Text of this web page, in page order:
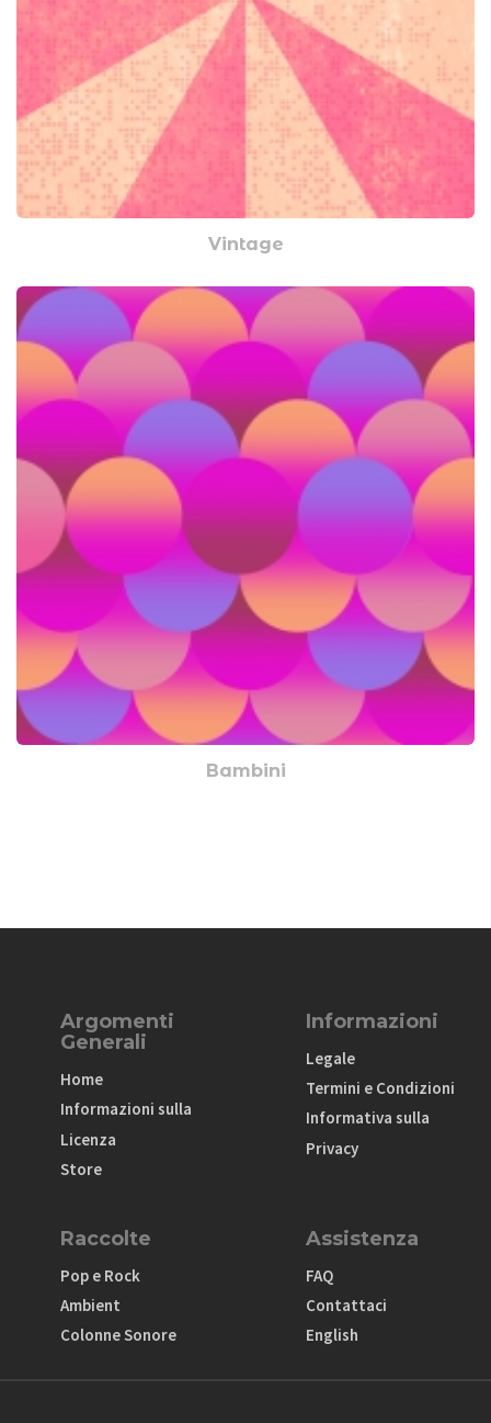
Vintage
Bambini
Argomenti
Generali
Home
Informazioni sulla
Licenza
Store
Informazioni
Legale
Termini e Condizioni
Informativa sulla
Privacy
Raccolte
Pop e Rock
Ambient
Colonne Sonore
Assistenza
FAQ
Contattaci
English